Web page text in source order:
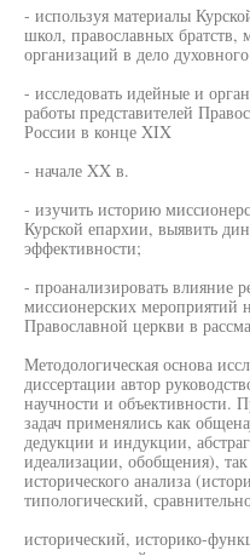
- используя материалы
школ, православных братств,
организаций в дело
- исследовать идейные и
работы представителей
России в конце XIX
- начале XX в.
- изучить историю
Курской епархии, выявить
эффективности;
- проанализировать влияние
миссионерских мероприятий
Православной церкви в
Методологическая основа
диссертации автор
научности и объективности.
задач применялись как
дедукции и индукции,
идеализации, обобщения),
исторического анализа
типологический,
исторический, историко-